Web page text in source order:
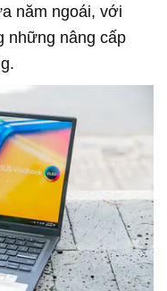
năm ngoái, với
những nâng cấp